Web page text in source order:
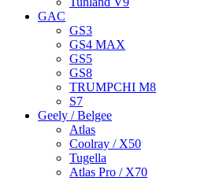
GAC
GS3
GS4 MAX
GS5
GS8
TRUMPCHI M8
S7
Geely / Belgee
Atlas
Coolray / X50
Tugella
Atlas Pro / X70